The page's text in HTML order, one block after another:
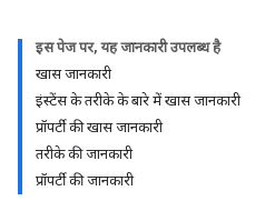
इस पेज पर, यह जानकारी उपलब्ध है
खास जानकारी
इंस्टेंस के तरीके के बारे में खास जानकारी
प्रॉपर्टी की खास जानकारी
तरीके की जानकारी
प्रॉपर्टी की जानकारी